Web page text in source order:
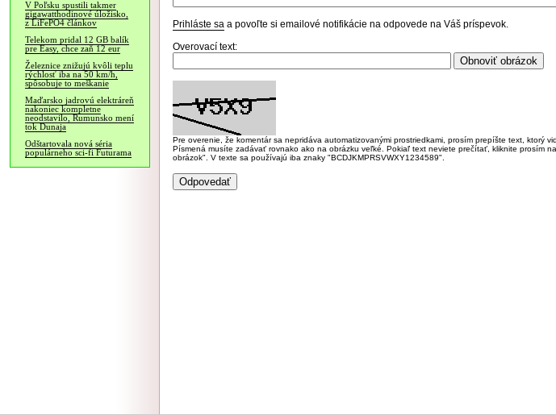
V Poľsku spustili takmer
gigawatthodinové úložisko,
z LiFePO4 článkov
Telekom pridal 12 GB balík
pre Easy, chce zaň 12 eur
Železnice znižujú kvôli teplu
rýchlosť iba na 50 km/h,
spôsobuje to meškanie
Maďarsko jadrovú elektráreň
nakoniec kompletne
neodstavilo, Rumunsko mení
tok Dunaja
Odštartovala nová séria
populárneho sci-fi Futurama
Prihláste sa a povoľte si emailové notifikácie na odpovede na Váš príspevok.
Overovací text:
Pre overenie, že komentár sa nepridáva automatizovanými prostriedkami, prosím prepíšte text, ktorý
Písmená musíte zadávať rovnako ako na obrázku veľké. Pokiaľ text neviete prečítať, kliknite prosím
obrázok". V texte sa používajú iba znaky "BCDJKMPRSVWXY1234589".